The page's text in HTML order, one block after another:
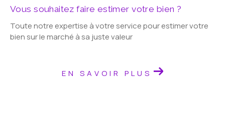
Vous souhaitez faire estimer votre bien ?
Toute notre expertise à votre service pour estimer votre
bien sur le marché à sa juste valeur
EN SAVOIR PLUS